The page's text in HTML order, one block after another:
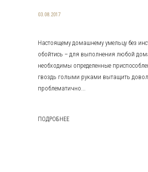
03.08.2017
Настоящему домашнему умельцу без
обойтись – для выполнения любой
необходимы определенные
гвоздь голыми руками вытащить
проблематично...
ПОДРОБНЕЕ